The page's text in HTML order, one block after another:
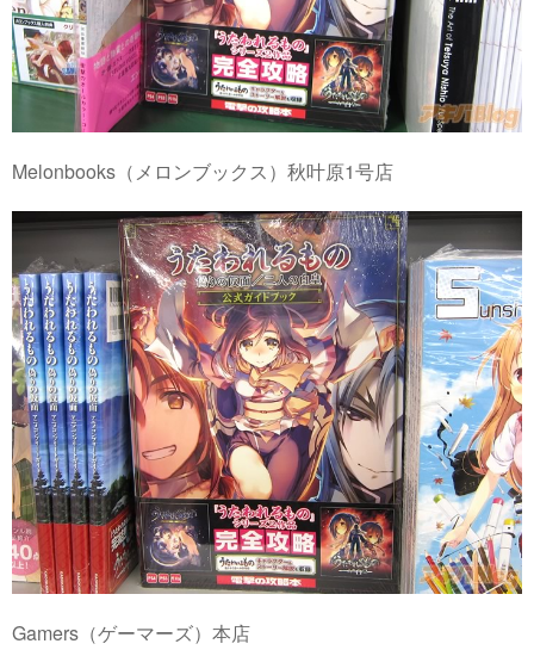
Melonbooks（メロンブックス）秋叶原1号店
Gamers（ゲーマーズ）本店